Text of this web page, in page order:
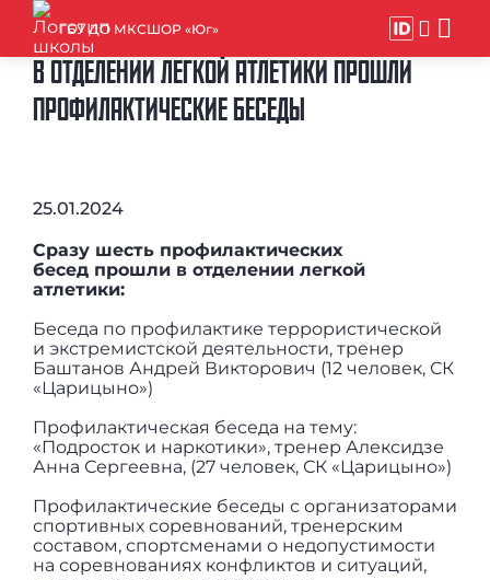
ГБУ ДО МКСШОР «Юг»
В ОТДЕЛЕНИИ ЛЕГКОЙ АТЛЕТИКИ ПРОШЛИ
ПРОФИЛАКТИЧЕСКИЕ БЕСЕДЫ
25.01.2024
Сразу шесть профилактических
бесед прошли в отделении легкой
атлетики:
Беседа по профилактике террористической
и экстремистской деятельности, тренер
Баштанов Андрей Викторович (12 человек, СК
«Царицыно»)
Профилактическая беседа на тему:
«Подросток и наркотики», тренер Алексидзе
Анна Сергеевна, (27 человек, СК «Царицыно»)
Профилактические беседы с организаторами
спортивных соревнований, тренерским
составом, спортсменами о недопустимости
на соревнованиях конфликтов и ситуаций,